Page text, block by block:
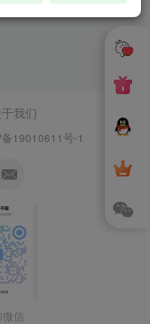
我们
备19010611号-1
信